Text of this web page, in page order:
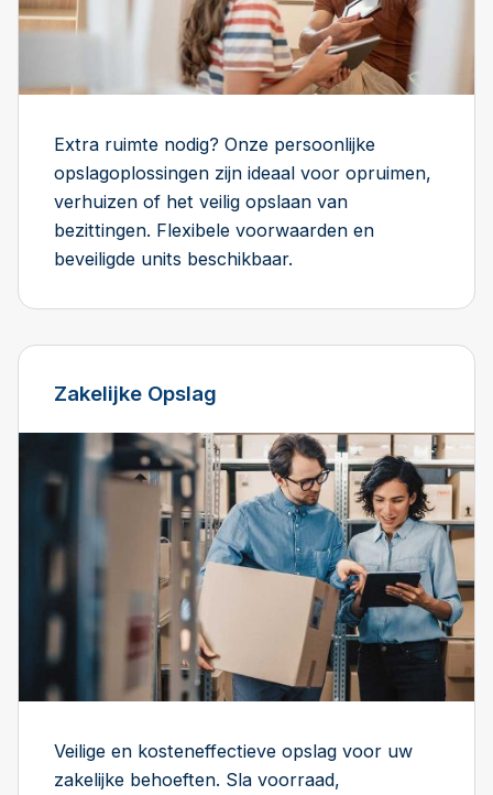
Extra ruimte nodig? Onze persoonlijke
opslagoplossingen zijn ideaal voor opruimen,
verhuizen of het veilig opslaan van
bezittingen. Flexibele voorwaarden en
beveiligde units beschikbaar.
Zakelijke Opslag
Veilige en kosteneffectieve opslag voor uw
zakelijke behoeften. Sla voorraad,